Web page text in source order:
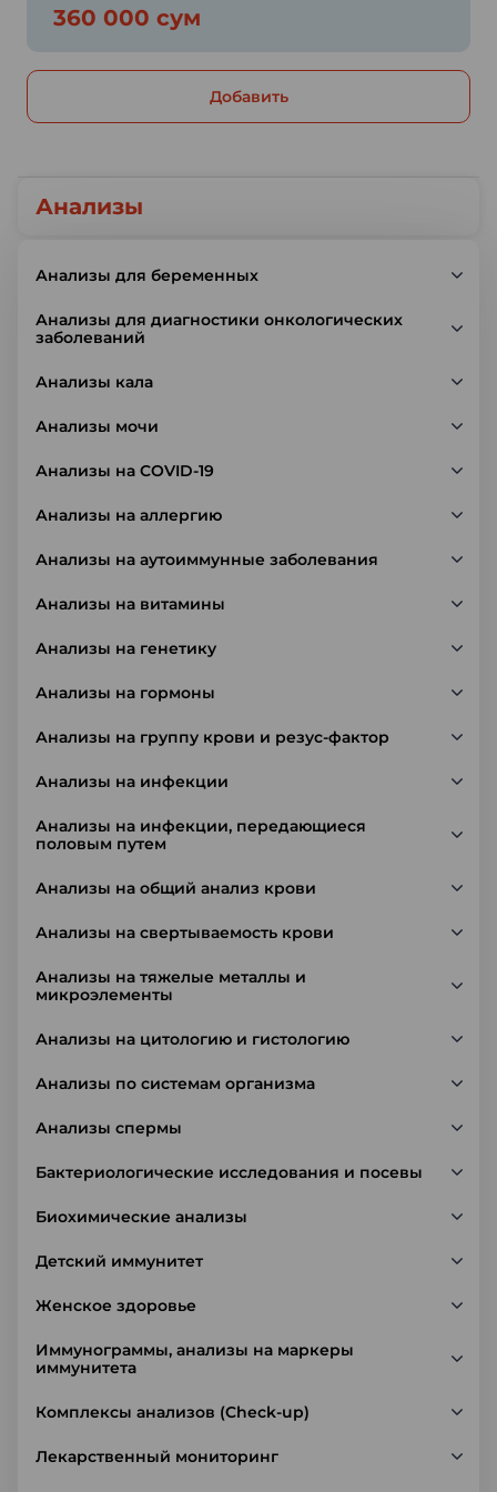
Анализы
Анализы для беременных
Анализы для диагностики онкологических
заболеваний
Анализы кала
Анализы мочи
Анализы на COVID-19
Анализы на аллергию
Анализы на аутоиммунные заболевания
Анализы на витамины
Анализы на генетику
Анализы на гормоны
Анализы на группу крови и резус-фактор
Анализы на инфекции
Анализы на инфекции, передающиеся
половым путем
Анализы на общий анализ крови
Анализы на свертываемость крови
Анализы на тяжелые металлы и
микроэлементы
Анализы на цитологию и гистологию
Анализы по системам организма
Анализы спермы
Бактериологические исследования и посевы
Биохимические анализы
Детский иммунитет
Женское здоровье
Иммунограммы, анализы на маркеры
иммунитета
Комплексы анализов (Check-up)
Лекарственный мониторинг
360 000 сум
Добавить